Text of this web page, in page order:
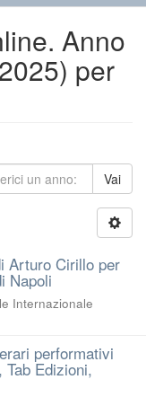
Anno
per
Vai
Arturo Cirillo per
Napoli
Internazionale
performativi
Edizioni,